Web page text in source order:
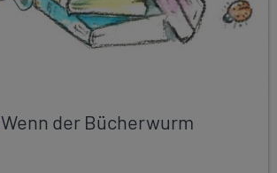
Wenn der Bücherwurm